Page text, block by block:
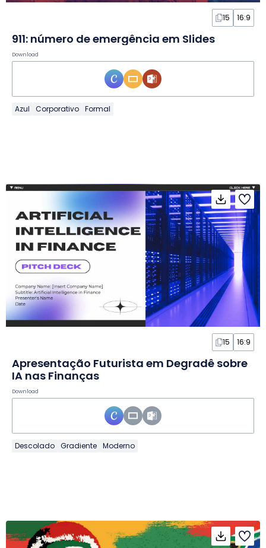
15 16:9
911: número de emergência em Slides
Download
Azul Corporativo Formal
15 16:9
Apresentação Futurista em Degradê sobre
IA nas Finanças
Download
Descolado Gradiente Moderno